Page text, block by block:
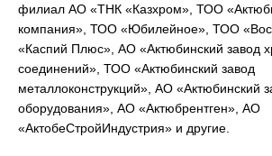
филиал АО «ТНК «Казхром», ТОО
компания», ТОО «Юбилейное», ТОО
«Каспий Плюс», АО «Актюбинский завод
соединений», ТОО «Актюбинский завод
металлоконструкций», АО «Актюбинский
оборудования», АО «Актюбрентген», АО
«АктобеСтройИндустрия» и другие.